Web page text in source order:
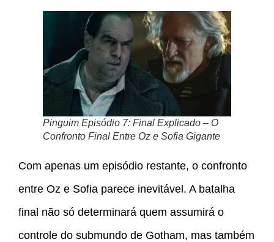
Pinguim Episódio 7: Final Explicado – O
Confronto Final Entre Oz e Sofia Gigante
Com apenas um episódio restante, o confronto
entre Oz e Sofia parece inevitável. A batalha
final não só determinará quem assumirá o
controle do submundo de Gotham, mas também